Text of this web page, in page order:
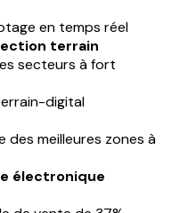
en temps réel
terrain
secteurs à fort
digital
des meilleures zones à
électronique